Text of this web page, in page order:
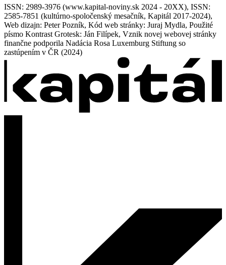
ISSN: 2989-3976 (www.kapital-noviny.sk 2024 - 20XX), ISSN:
2585-7851 (kultúrno-spoločenský mesačník, Kapitál 2017-2024),
Web dizajn: Peter Pozník, Kód web stránky: Juraj Mydla, Použité
písmo Kontrast Grotesk: Ján Filípek, Vznik novej webovej stránky
finančne podporila Nadácia Rosa Luxemburg Stiftung so
zastúpením v ČR (2024)